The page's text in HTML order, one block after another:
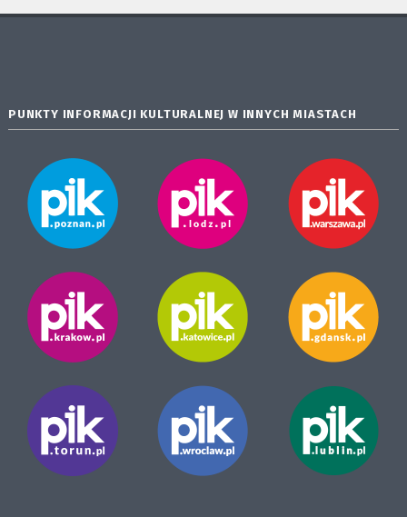
PUNKTY INFORMACJI KULTURALNEJ W INNYCH MIASTACH